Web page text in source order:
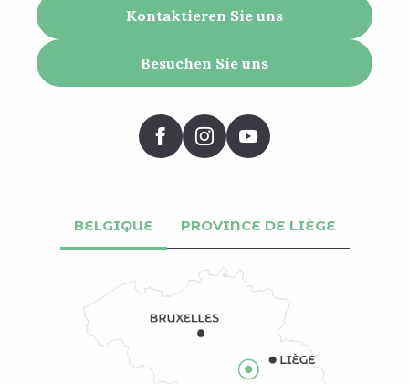
Kontaktieren Sie uns
Besuchen Sie uns
BELGIQUE PROVINCE DE LIÈGE